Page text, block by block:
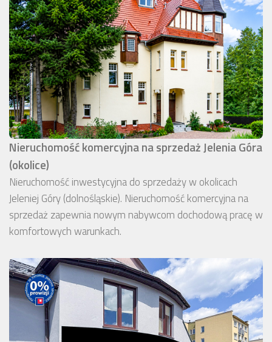
Nieruchomość komercyjna na sprzedaż Jelenia Góra
(okolice)
Nieruchomość inwestycyjna do sprzedaży w okolicach
Jeleniej Góry (dolnośląskie). Nieruchomość komercyjna na
sprzedaż zapewnia nowym nabywcom dochodową pracę w
komfortowych warunkach.